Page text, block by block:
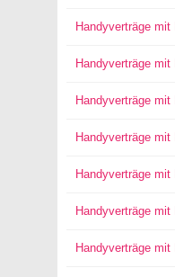
Handyverträge mit
Handyverträge mit
Handyverträge
Handyverträge
Handyverträge
Handyverträge mit
Handyverträge mit